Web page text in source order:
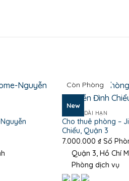
New
Còn Phòng
PHÒNG DÀI HẠN
Cho thuê phòng –
Chiểu, Quận 3
7.000.000₫ Số
Quận 3, Hồ Chí
Phòng dịch vụ